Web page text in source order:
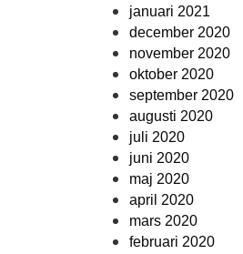
januari 2021
december 2020
november 2020
oktober 2020
september 2020
augusti 2020
juli 2020
juni 2020
maj 2020
april 2020
mars 2020
februari 2020